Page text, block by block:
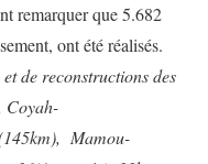
remarquer que 5.682
ont été réalisés.
de reconstructions des
Coyah-
Mamou-